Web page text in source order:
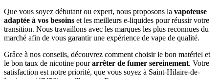
Que vous soyez débutant ou expert, nous proposons la vapoteuse
adaptée à vos besoins et les meilleurs e-liquides pour réussir votre
transition. Nous travaillons avec les marques les plus reconnues du
marché afin de vous garantir une expérience de vape de qualité.
Grâce à nos conseils, découvrez comment choisir le bon matériel et
le bon taux de nicotine pourarrêter de fumer sereinement. Votre
satisfaction est notre priorité, que vous soyez à Saint-Hilaire-de-